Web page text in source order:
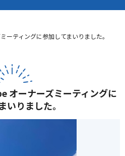
ーティングに参加してまいりました。
オーナーズミーティングに
いりました。